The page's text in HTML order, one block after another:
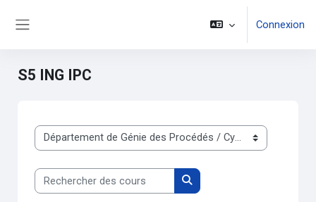
Connexion
S5 ING IPC
Catégories de cours
Rechercher des cours
Rechercher des cours